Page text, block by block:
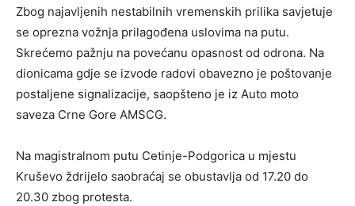
Zbog najavljenih nestabilnih vremenskih prilika savjetuje
se oprezna vožnja prilagođena uslovima na putu.
Skrećemo pažnju na povećanu opasnost od odrona. Na
dionicama gdje se izvode radovi obavezno je poštovanje
postaljene signalizacije, saopšteno je iz Auto moto
saveza Crne Gore AMSCG.
Na magistralnom putu Cetinje-Podgorica u mjestu
Kruševo ždrijelo saobraćaj se obustavlja od 17.20 do
20.30 zbog protesta.